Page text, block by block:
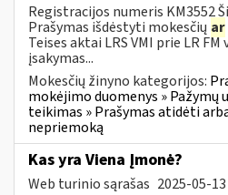
Registracijos numeris KM3552
Prašymas išdėstyti mokesčių ar
Teises aktai LRS VMI prie LR
įsakymas...
Mokesčių žinyno kategorijos:
mokėjimo duomenys » Pažymų
teikimas » Prašymas atidėti
nepriemoką
Kas yra Viena Įmonė?
Web turinio sąrašas 2025-05-13